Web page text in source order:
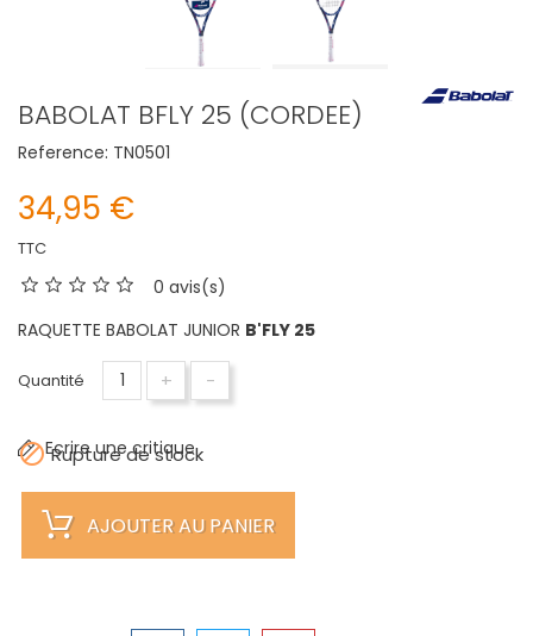
BABOLAT BFLY 25 (CORDEE)
Reference: TN0501
34,95 €
TTC
0 avis(s)
RAQUETTE BABOLAT JUNIOR B'FLY 25
Quantité + -
Ecrire une critique
Rupture de stock
AJOUTER AU PANIER